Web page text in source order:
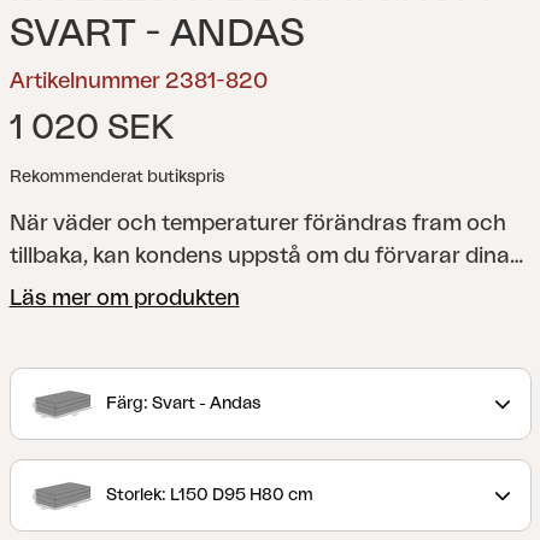
SVART - ANDAS
Artikelnummer 2381-820
1 020 SEK
Rekommenderat butikspris
När väder och temperaturer förändras fram och
tillbaka, kan kondens uppstå om du förvarar dina
utemöbler under skydd som inte andas. Det är
relaterade till kondens. Med ett andningsbart och
samtidigt vattentätt utemöbelskydd från Brafab
säkert, håller sig torra och inte riskerar att ta
skada av kondens. Det är också ett smart sätt att
Läs mer om produkten
Färg: Svart - Andas
Storlek: L150 D95 H80 cm